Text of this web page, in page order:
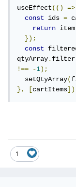
useEffect(() =>
const
ids =
return
});
const
qtyArray.
!==
-1);
  setQtyArray
(
},
[cartItems
1